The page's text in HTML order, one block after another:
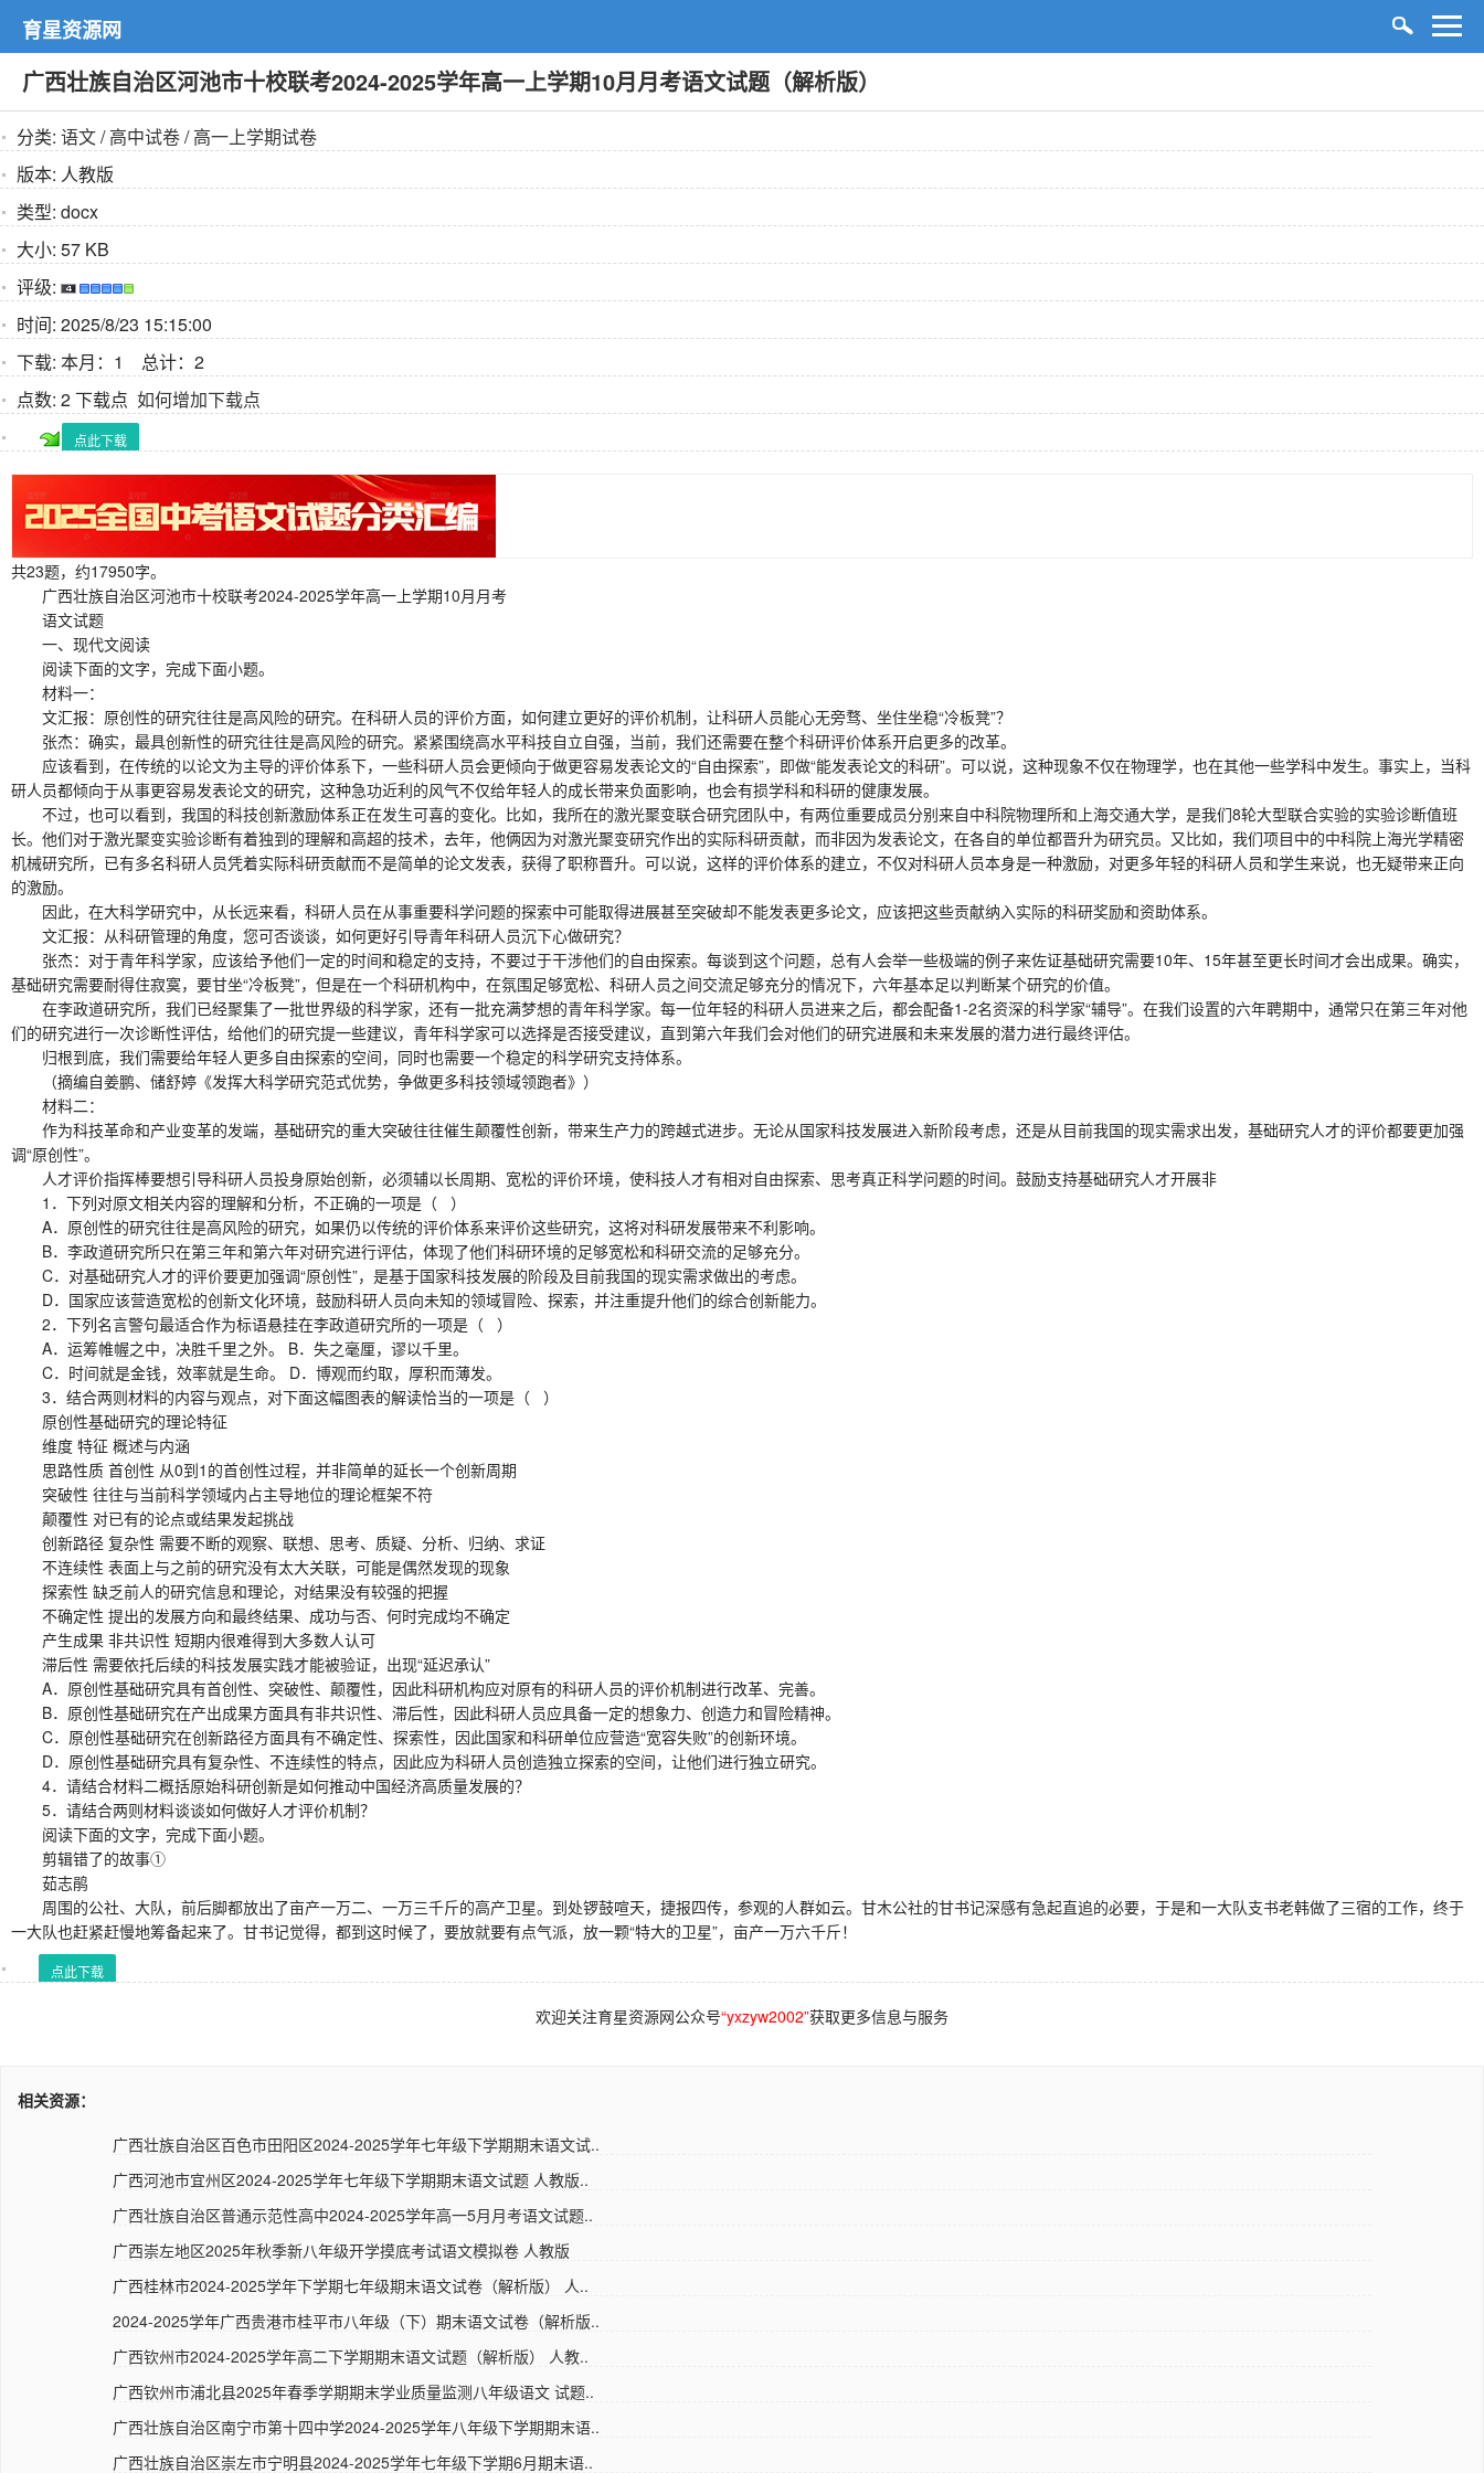
育星资源网
广西壮族自治区河池市十校联考2024-2025学年高一上学期10月月考语文试题（解析版）
分类: 语文/高中试卷/高一上学期试卷
版本: 人教版
类型: docx
大小: 57 KB
评级:
时间: 2025/8/23 15:15:00
下载: 本月：1 总计：2
点数: 2 下载点 如何增加下载点
点此下载
共23题，约17950字。
广西壮族自治区河池市十校联考2024-2025学年高一上学期10月月考
语文试题
一、现代文阅读
阅读下面的文字，完成下面小题。
材料一：
文汇报：原创性的研究往往是高风险的研究。在科研人员的评价方面，如何建立更好的评价机制，让科研人员能心无旁骛、坐住坐稳“冷板凳”？
张杰：确实，最具创新性的研究往往是高风险的研究。紧紧围绕高水平科技自立自强，当前，我们还需要在整个科研评价体系开启更多的改革。
应该看到，在传统的以论文为主导的评价体系下，一些科研人员会更倾向于做更容易发表论文的“自由探索”，即做“能发表论文的科研”。可以说，这种现象不仅在物理学，也在其他一些学科中发生。事实上，当科
研人员都倾向于从事更容易发表论文的研究，这种急功近利的风气不仅给年轻人的成长带来负面影响，也会有损学科和科研的健康发展。
不过，也可以看到，我国的科技创新激励体系正在发生可喜的变化。比如，我所在的激光聚变联合研究团队中，有两位重要成员分别来自中科院物理所和上海交通大学，是我们8轮大型联合实验的实验诊断值班
长。他们对于激光聚变实验诊断有着独到的理解和高超的技术，去年，他俩因为对激光聚变研究作出的实际科研贡献，而非因为发表论文，在各自的单位都晋升为研究员。又比如，我们项目中的中科院上海光学精密
机械研究所，已有多名科研人员凭着实际科研贡献而不是简单的论文发表，获得了职称晋升。可以说，这样的评价体系的建立，不仅对科研人员本身是一种激励，对更多年轻的科研人员和学生来说，也无疑带来正向
的激励。
因此，在大科学研究中，从长远来看，科研人员在从事重要科学问题的探索中可能取得进展甚至突破却不能发表更多论文，应该把这些贡献纳入实际的科研奖励和资助体系。
文汇报：从科研管理的角度，您可否谈谈，如何更好引导青年科研人员沉下心做研究？
张杰：对于青年科学家，应该给予他们一定的时间和稳定的支持，不要过于干涉他们的自由探索。每谈到这个问题，总有人会举一些极端的例子来佐证基础研究需要10年、15年甚至更长时间才会出成果。确实，
基础研究需要耐得住寂寞，要甘坐“冷板凳”，但是在一个科研机构中，在氛围足够宽松、科研人员之间交流足够充分的情况下，六年基本足以判断某个研究的价值。
在李政道研究所，我们已经聚集了一批世界级的科学家，还有一批充满梦想的青年科学家。每一位年轻的科研人员进来之后，都会配备1-2名资深的科学家“辅导”。在我们设置的六年聘期中，通常只在第三年对他
们的研究进行一次诊断性评估，给他们的研究提一些建议，青年科学家可以选择是否接受建议，直到第六年我们会对他们的研究进展和未来发展的潜力进行最终评估。
归根到底，我们需要给年轻人更多自由探索的空间，同时也需要一个稳定的科学研究支持体系。
（摘编自姜鹏、储舒婷《发挥大科学研究范式优势，争做更多科技领域领跑者》）
材料二：
作为科技革命和产业变革的发端，基础研究的重大突破往往催生颠覆性创新，带来生产力的跨越式进步。无论从国家科技发展进入新阶段考虑，还是从目前我国的现实需求出发，基础研究人才的评价都要更加强
调“原创性”。
人才评价指挥棒要想引导科研人员投身原始创新，必须辅以长周期、宽松的评价环境，使科技人才有相对自由探索、思考真正科学问题的时间。鼓励支持基础研究人才开展非
1．下列对原文相关内容的理解和分析，不正确的一项是（ ）
A．原创性的研究往往是高风险的研究，如果仍以传统的评价体系来评价这些研究，这将对科研发展带来不利影响。
B．李政道研究所只在第三年和第六年对研究进行评估，体现了他们科研环境的足够宽松和科研交流的足够充分。
C．对基础研究人才的评价要更加强调“原创性”，是基于国家科技发展的阶段及目前我国的现实需求做出的考虑。
D．国家应该营造宽松的创新文化环境，鼓励科研人员向未知的领域冒险、探索，并注重提升他们的综合创新能力。
2．下列名言警句最适合作为标语悬挂在李政道研究所的一项是（ ）
A．运筹帷幄之中，决胜千里之外。 B．失之毫厘，谬以千里。
C．时间就是金钱，效率就是生命。 D．博观而约取，厚积而薄发。
3．结合两则材料的内容与观点，对下面这幅图表的解读恰当的一项是（ ）
原创性基础研究的理论特征
维度 特征 概述与内涵
思路性质 首创性 从0到1的首创性过程，并非简单的延长一个创新周期
突破性 往往与当前科学领域内占主导地位的理论框架不符
颠覆性 对已有的论点或结果发起挑战
创新路径 复杂性 需要不断的观察、联想、思考、质疑、分析、归纳、求证
不连续性 表面上与之前的研究没有太大关联，可能是偶然发现的现象
探索性 缺乏前人的研究信息和理论，对结果没有较强的把握
不确定性 提出的发展方向和最终结果、成功与否、何时完成均不确定
产生成果 非共识性 短期内很难得到大多数人认可
滞后性 需要依托后续的科技发展实践才能被验证，出现“延迟承认”
A．原创性基础研究具有首创性、突破性、颠覆性，因此科研机构应对原有的科研人员的评价机制进行改革、完善。
B．原创性基础研究在产出成果方面具有非共识性、滞后性，因此科研人员应具备一定的想象力、创造力和冒险精神。
C．原创性基础研究在创新路径方面具有不确定性、探索性，因此国家和科研单位应营造“宽容失败”的创新环境。
D．原创性基础研究具有复杂性、不连续性的特点，因此应为科研人员创造独立探索的空间，让他们进行独立研究。
4．请结合材料二概括原始科研创新是如何推动中国经济高质量发展的？
5．请结合两则材料谈谈如何做好人才评价机制？
阅读下面的文字，完成下面小题。
剪辑错了的故事①
茹志鹃
周围的公社、大队，前后脚都放出了亩产一万二、一万三千斤的高产卫星。到处锣鼓喧天，捷报四传，参观的人群如云。甘木公社的甘书记深感有急起直追的必要，于是和一大队支书老韩做了三宿的工作，终于
一大队也赶紧赶慢地筹备起来了。甘书记觉得，都到这时候了，要放就要有点气派，放一颗“特大的卫星”，亩产一万六千斤！
点此下载
欢迎关注育星资源网公众号“yxzyw2002”获取更多信息与服务
相关资源：
广西壮族自治区百色市田阳区2024-2025学年七年级下学期期末语文试..
广西河池市宜州区2024-2025学年七年级下学期期末语文试题 人教版..
广西壮族自治区普通示范性高中2024-2025学年高一5月月考语文试题..
广西崇左地区2025年秋季新八年级开学摸底考试语文模拟卷 人教版
广西桂林市2024-2025学年下学期七年级期末语文试卷（解析版） 人..
2024-2025学年广西贵港市桂平市八年级（下）期末语文试卷（解析版..
广西钦州市2024-2025学年高二下学期期末语文试题（解析版） 人教..
广西钦州市浦北县2025年春季学期期末学业质量监测八年级语文 试题..
广西壮族自治区南宁市第十四中学2024-2025学年八年级下学期期末语..
广西壮族自治区崇左市宁明县2024-2025学年七年级下学期6月期末语..